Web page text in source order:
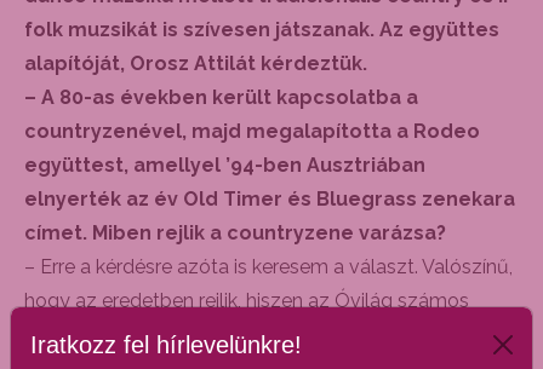
folk muzsikát is szívesen játszanak. Az együttes
alapítóját, Orosz Attilát kérdeztük.
– A 80-as években került kapcsolatba a
countryzenével, majd megalapította a Rodeo
együttest, amellyel ’94-ben Ausztriában
elnyerték az év Old Timer és Bluegrass zenekara
címet. Miben rejlik a countryzene varázsa?
– Erre a kérdésre azóta is keresem a választ. Valószínű,
hogy az eredetben rejlik, hiszen az Óvilág számos
nációja hozzáadott valamit a saját folkkultúrájából. A
Iratkozz fel hírlevelünkre!